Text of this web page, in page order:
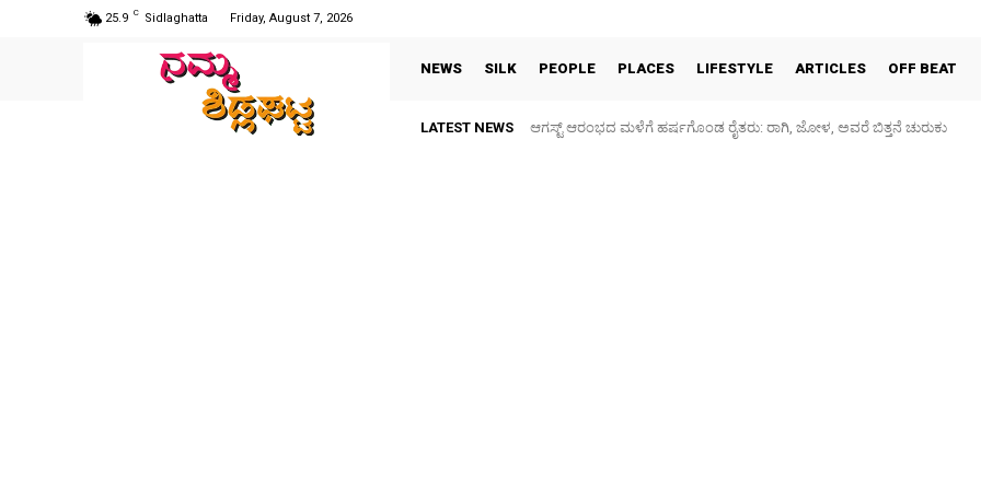
25.9 C Sidlaghatta Friday, August 7, 2026
NEWS SILK PEOPLE PLACES LIFESTYLE ARTICLES OFF BEAT
LATEST NEWS ಆಗಸ್ಟ್ ಆರಂಭದ ಮಳೆಗೆ ಹರ್ಷಗೊಂಡ ರೈತರು: ರಾಗಿ, ಜೋಳ, ಅವರೆ ಬಿತ್ತನೆ ಚುರುಕು
ಕನಕನಗರ: ಗರುಡಾದ್ರಿ ಶಾಲೆ ಮುಂಭಾಗದ ರಸ್ತೆ ಕೆಸರುಮಯ, ಮಕ್ಕಳಿಗೆ ಗಾಯ –